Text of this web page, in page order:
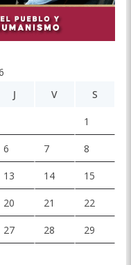
J V S
1
6 7 8
13 14 15
20 21 22
27 28 29